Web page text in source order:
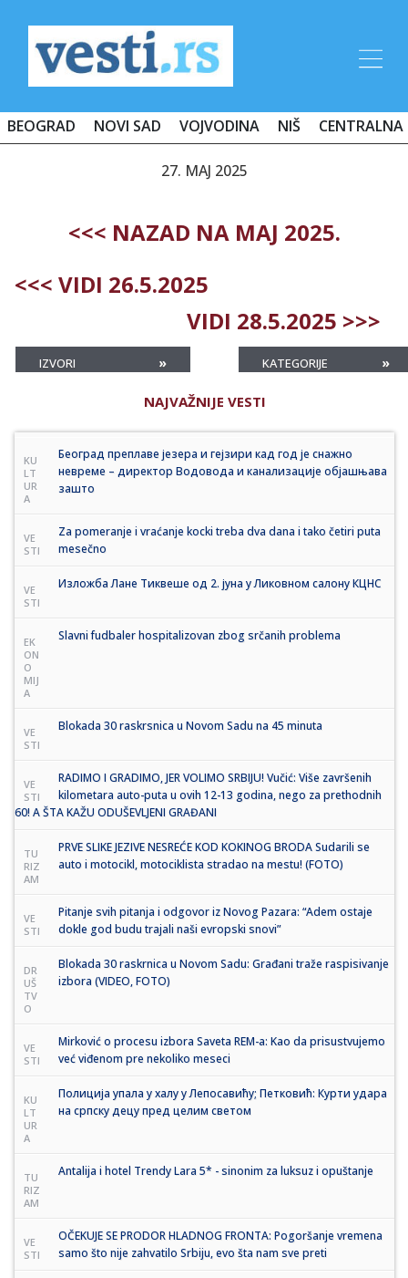
BEOGRAD NOVI SAD VOJVODINA NIŠ CENTRALNA
27. MAJ 2025
<<< NAZAD NA MAJ 2025.
<<< VIDI 26.5.2025
VIDI 28.5.2025 >>>
IZVORI » KATEGORIJE »
NAJVAŽNIJE VESTI
KU
LT
UR
A
Београд преплаве језера и гејзири кад год је снажно
невреме – директор Водовода и канализације објашњава
зашто
VE
STI
Za pomeranje i vraćanje kocki treba dva dana i tako četiri puta
mesečno
VE
STI
Изложба Лане Тиквеше од 2. јуна у Ликовном салону КЦНС
EK
ON
O
MIJ
A
Slavni fudbaler hospitalizovan zbog srčanih problema
VE
STI
Blokada 30 raskrsnica u Novom Sadu na 45 minuta
VE
STI
RADIMO I GRADIMO, JER VOLIMO SRBIJU! Vučić: Više završenih
kilometara auto-puta u ovih 12-13 godina, nego za prethodnih
60! A ŠTA KAŽU ODUŠEVLJENI GRAĐANI
TU
RIZ
AM
PRVE SLIKE JEZIVE NESREĆE KOD KOKINOG BRODA Sudarili se
auto i motocikl, motociklista stradao na mestu! (FOTO)
VE
STI
Pitanje svih pitanja i odgovor iz Novog Pazara: “Adem ostaje
dokle god budu trajali naši evropski snovi”
DR
UŠ
TV
O
Blokada 30 raskrnica u Novom Sadu: Građani traže raspisivanje
izbora (VIDEO, FOTO)
VE
STI
Mirković o procesu izbora Saveta REM-a: Kao da prisustvujemo
već viđenom pre nekoliko meseci
KU
LT
UR
A
Полиција упала у халу у Лепосавићу; Петковић: Курти удара
на српску децу пред целим светом
TU
RIZ
AM
Antalija i hotel Trendy Lara 5* - sinonim za luksuz i opuštanje
VE
STI
OČEKUJE SE PRODOR HLADNOG FRONTA: Pogoršanje vremena
samo što nije zahvatilo Srbiju, evo šta nam sve preti